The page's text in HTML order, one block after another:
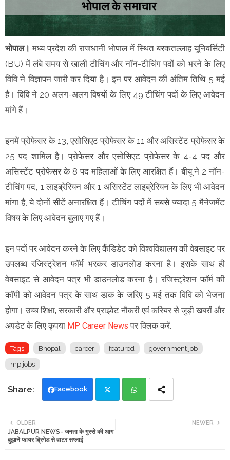
भोपाल। मध्य प्रदेश की राजधानी भोपाल में स्थित बरकतल्लाह यूनिवर्सिटी
(BU) में लंबे समय से खाली टीचिंग और नॉन-टीचिंग पदों को भरने के लिए
विवि ने विज्ञापन जारी कर दिया है। इन पर आवेदन की अंतिम तिथि 5 मई
है। विवि ने 20 अलग-अलग विषयों के लिए 49 टीचिंग पदों के लिए आवेदन
मांगे हैं।
इनमें प्रोफेसर के 13, एसोसिएट प्रोफेसर के 11 और असिस्टेंट प्रोफेसर के
25 पद शामिल है। प्रोफेसर और एसोसिएट प्रोफेसर के 4-4 पद और
असिस्टेंट प्रोफेसर के 8 पद महिलाओं के लिए आरक्षित हैं। बीयू ने 2 नॉन-
टीचिंग पद, 1 लाइब्रेरियन और 1 असिस्टेंट लाइब्रेरियन के लिए भी आवेदन
मांगा है, ये दोनों सीटें अनारक्षित हैं। टीचिंग पदों में सबसे ज्यादा 5 मैनेजमेंट
विषय के लिए आवेदन बुलाए गए हैं।
इन पदों पर आवेदन करने के लिए कैंडिडेट को विश्वविद्यालय की वेबसाइट पर
उपलब्ध रजिस्ट्रेशन फाॅर्म भरकर डाउनलोड करना है। इसके साथ ही
वेबसाइट से आवेदन पत्र भी डाउनलोड करना है। रजिस्ट्रेशन फाॅर्म की
कॉपी को आवेदन पत्र के साथ डाक के जरिए 5 मई तक विवि को भेजना
होगा।उच्च शिक्षा, सरकारी और प्राइवेट नौकरी एवं करियर से जुड़ी खबरों और
अपडेट के लिए कृपया MP Career News पर क्लिक करें.
Tags Bhopal career featured government job
mp jobs
Facebook
tte
NEWER
OLDER
JABALPUR NEWS- जनता के गुस्से की आग
बुझाने फायर ब्रिगेड से वाटर सप्लाई